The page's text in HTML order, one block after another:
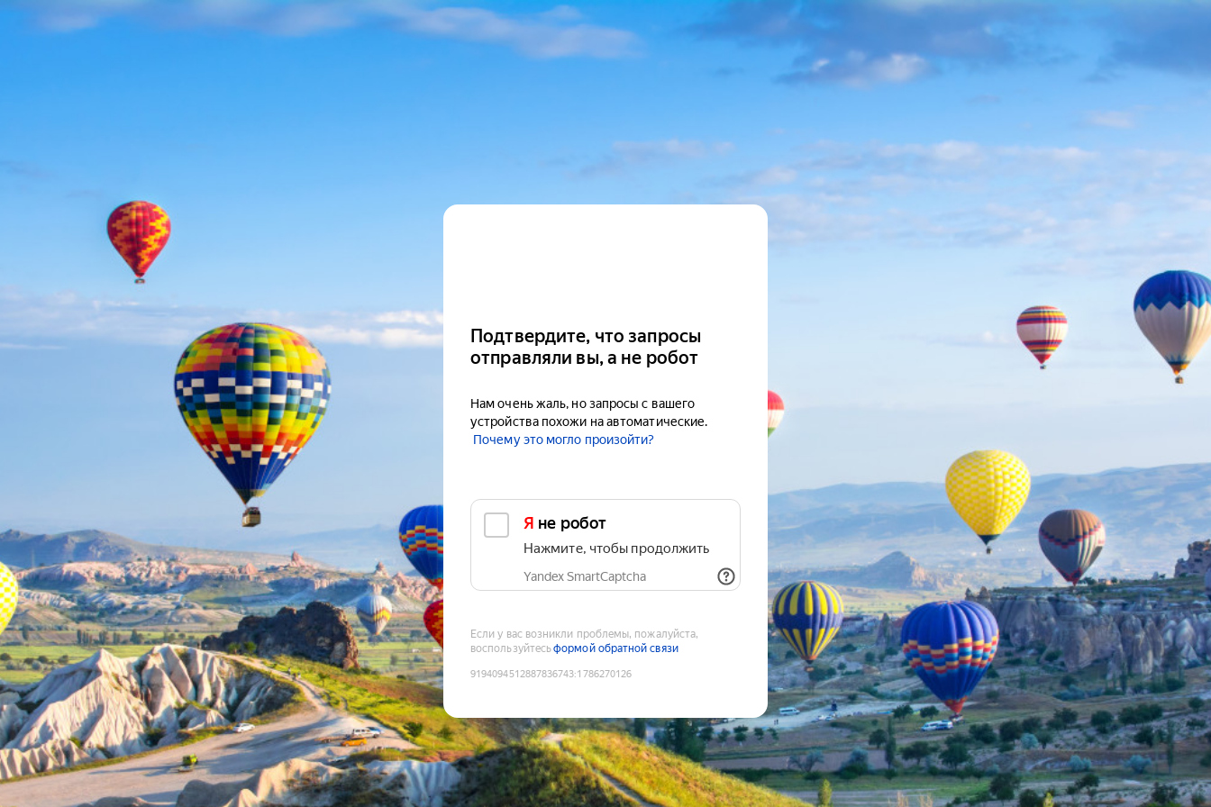
Подтвердите, что запросы
отправляли вы, а не робот
Нам очень жаль, но запросы с вашего
устройства похожи на автоматические.
Почему это могло произойти?
Я не робот
Нажмите, чтобы продолжить
Yandex SmartCaptcha
Если у вас возникли проблемы, пожалуйста,
воспользуйтесьформой обратной связи
9194094512887836743:1786270126